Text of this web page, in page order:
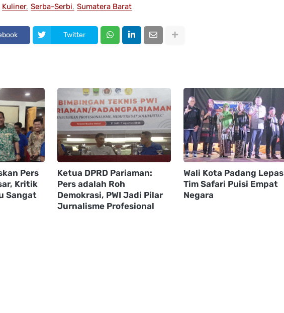
Kuliner Serba-Serbi Sumatera Barat
Twitter
Pers
Kritik
Sangat
Ketua DPRD Pariaman:
Pers adalah Roh
Demokrasi, PWI Jadi Pilar
Jurnalisme Profesional
Wali Kota Padang Lepas
Tim Safari Puisi Empat
Negara